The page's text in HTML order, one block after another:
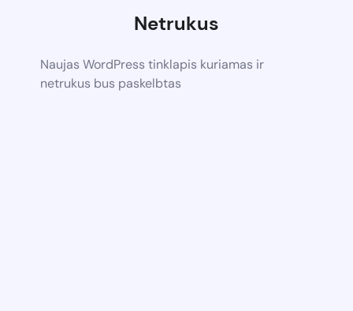
Netrukus
Naujas WordPress tinklapis kuriamas ir
netrukus bus paskelbtas